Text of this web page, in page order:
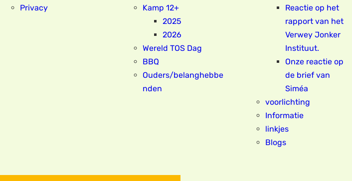
Privacy
Kamp 12+
2025
2026
Wereld TOS Dag
BBQ
Ouders/belanghebbe
nden
Reactie op het
rapport van het
Verwey Jonker
Instituut.
Onze reactie op
de brief van
Siméa
voorlichting
Informatie
linkjes
Blogs